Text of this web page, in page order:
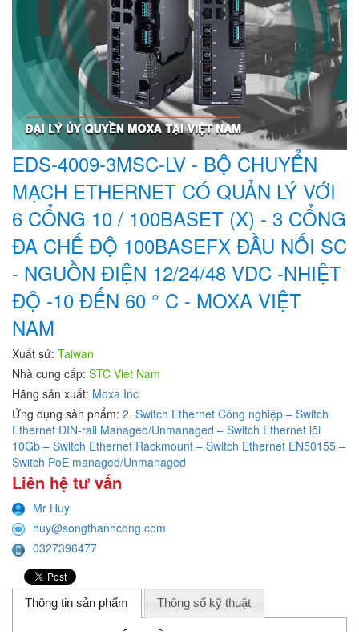
EDS-4009-3MSC-LV - BỘ CHUYỂN
MẠCH ETHERNET CÓ QUẢN LÝ VỚI
6 CỔNG 10 / 100BASET (X) - 3 CỔNG
ĐA CHẾ ĐỘ 100BASEFX ĐẦU NỐI SC
- NGUỒN ĐIỆN 12/24/48 VDC -NHIỆT
ĐỘ -10 ĐẾN 60 ° C - MOXA VIỆT
NAM
Xuất sứ: Taiwan
Nhà cung cấp: STC Viet Nam
Hãng sản xuất: Moxa Inc
Ứng dụng sản phẩm: 2. Switch Ethernet Công nghiệp – Switch
Ethernet DIN-rail Managed/Unmanaged – Switch Ethernet lõi
10Gb – Switch Ethernet Rackmount – Switch Ethernet EN50155 –
Switch PoE managed/Unmanaged
Liên hệ tư vấn
Mr Huy
huy@songthanhcong.com
0327396477
Thông tin sản phẩm Thông số kỹ thuật